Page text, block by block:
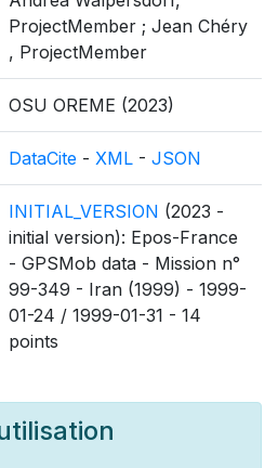
ProjectMember ; Jean Chéry
, ProjectMember
OSU OREME (2023)
DataCite - XML - JSON
INITIAL_VERSION (2023 -
initial version): Epos-France
- GPSMob data - Mission n°
99-349 - Iran (1999) - 1999-
01-24 / 1999-01-31 - 14
points